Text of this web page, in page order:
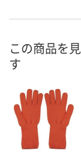
この商品を
す